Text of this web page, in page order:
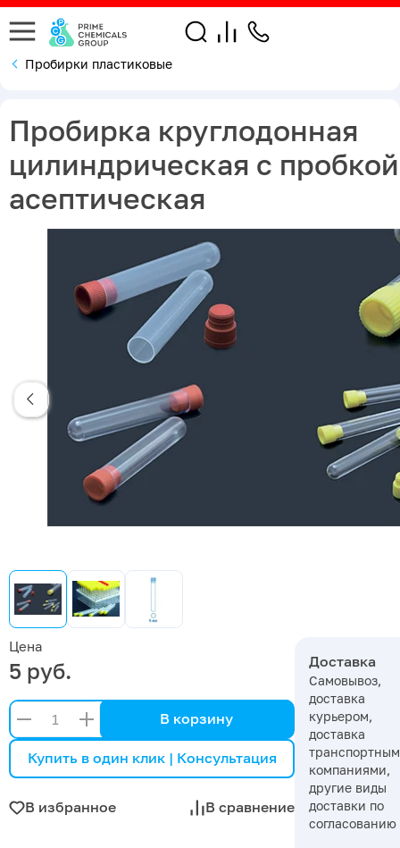
Пробирки пластиковые
Пробирка круглодонная
цилиндрическая с
асептическая
Цена
5 руб.
В корзину
Купить в один клик | Консультация
В избранное В сравнение
Доставка
Самовывоз,
доставка
курьером,
доставка
компаниями,
другие виды
доставки по
согласованию